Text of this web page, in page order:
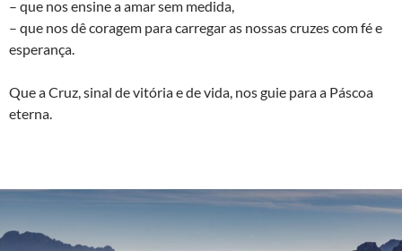
– que nos ensine a amar sem medida,
– que nos dê coragem para carregar as nossas cruzes com fé e
esperança.
Que a Cruz, sinal de vitória e de vida, nos guie para a Páscoa
eterna.